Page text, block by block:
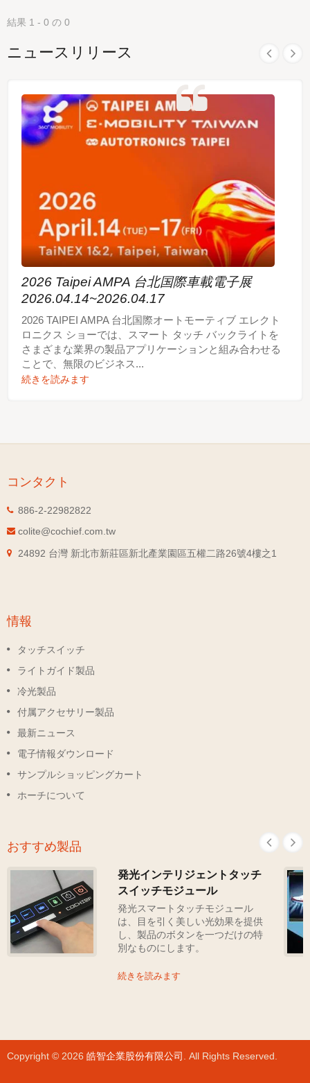
結果 1 - 0 の 0
ニュースリリース
2026 Taipei AMPA 台北国際車載電子展
2026.04.14~2026.04.17
2026 TAIPEI AMPA 台北国際オートモーティブ エレクト
ロニクス ショーでは、スマート タッチ バックライトを
さまざまな業界の製品アプリケーションと組み合わせる
ことで、無限のビジネス...
続きを読みます
コンタクト
886-2-22982822
colite@cochief.com.tw
24892 台灣 新北市新莊區新北產業園區五權二路26號4樓之1
情報
タッチスイッチ
ライトガイド製品
冷光製品
付属アクセサリー製品
最新ニュース
電子情報ダウンロード
サンプルショッピングカート
ホーチについて
おすすめ製品
発光インテリジェントタッチ
スイッチモジュール
発光スマートタッチモジュール
は、目を引く美しい光効果を提供
し、製品のボタンを一つだけの特
別なものにします。
続きを読みます
Copyright © 2026 皓智企業股份有限公司 . All Rights Reserved.